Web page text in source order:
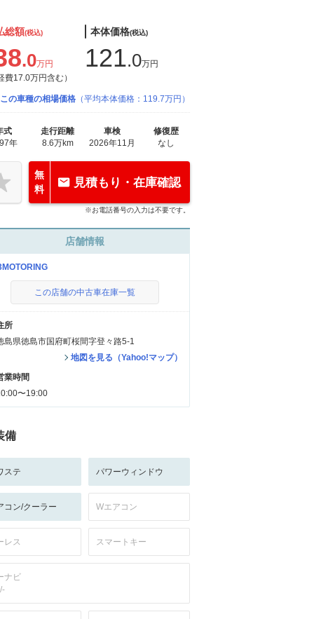
総額(税込)
.0万円
費17.0万円含む）
本体価格(税込)
121.0万円
この車種の相場価格 （平均本体価格：119.7万円）
式
年
走行距離
8.6万km
車検
2026年11月
修復歴
なし
無
料
見積もり・在庫確認
※お電話番号の入力は不要です。
店舗情報
この店舗の中古車在庫一覧
所
島県徳島市国府町桜間字登々路5-1
地図を見る（Yahoo!マップ）
業時間
〜19:00
備
ステ パワーウィンドウ
コン/クーラー Wエアコン
レス スマートキー
ナビ